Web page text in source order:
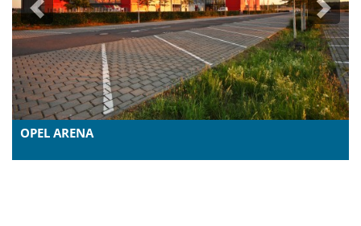
Previous Next
OPEL ARENA